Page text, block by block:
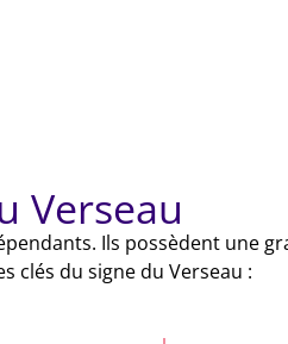
Verseau
Ils possèdent une
clés du signe du Verseau :